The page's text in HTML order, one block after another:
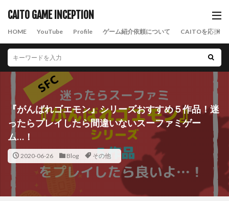
CAITO GAME INCEPTION
HOME YouTube Profile ゲーム紹介依頼について CAITOを応援す
『がんばれゴエモン』シリーズおすすめ５作品！迷
ったらプレイしたら間違いないスーファミゲー
ム…！
2020-06-26 Blog その他